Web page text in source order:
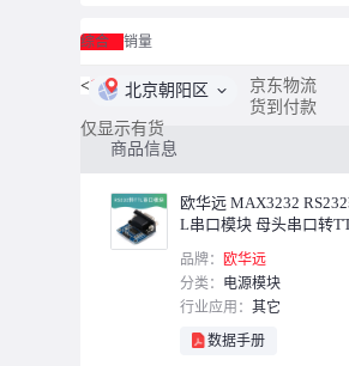
综合 销量
<1 /9> 北京朝阳区
京东物流
货到付款
仅显示有货
商品信息
欧华远 MAX3232
L串口模块 母头串口转
品牌： 欧华远
分类： 电源模块
行业应用： 其它
数据手册